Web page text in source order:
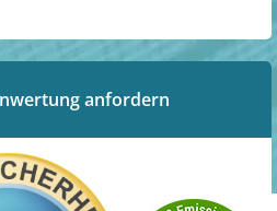
anfordern